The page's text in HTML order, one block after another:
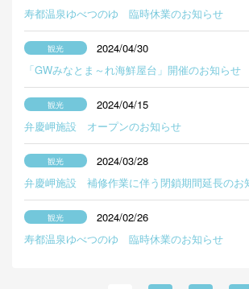
寿都温泉ゆべつのゆ 臨時休業のお知らせ
2024/04/30
「GWみなとま～れ海鮮屋台」開催のお知らせ
2024/04/15
弁慶岬施設 オープンのお知らせ
2024/03/28
弁慶岬施設 補修作業に伴う閉鎖期間延長のお
2024/02/26
寿都温泉ゆべつのゆ 臨時休業のお知らせ